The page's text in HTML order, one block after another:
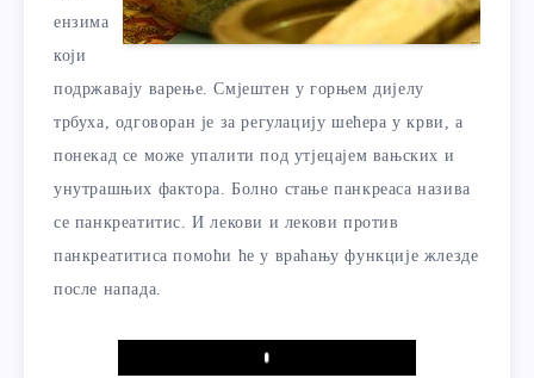
ензима
који
подржавају варење. Смјештен у горњем дијелу
трбуха, одговоран је за регулацију шећера у крви, а
понекад се може упалити под утјецајем вањских и
унутрашњих фактора. Болно стање панкреаса назива
се панкреатитис. И лекови и лекови против
панкреатитиса помоћи ће у враћању функције жлезде
после напада.
Play